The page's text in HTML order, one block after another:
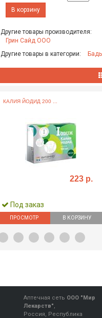
В корзину
Другие товары производителя:
Грин Сайд ООО
Другие товары в категории:
КАЛИЯ ЙОДИД 200 ...
223 р.
Под заказ
ПРОСМОТР В КОРЗИНУ
Аптечная сеть ООО "Мир
Лекарств",
Россия, Республика